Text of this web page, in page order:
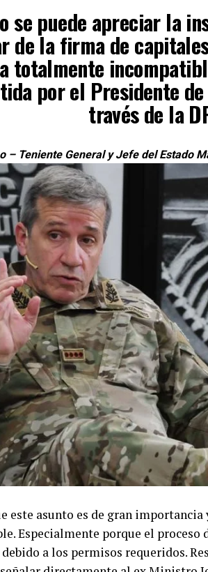
se puede apreciar la
de la firma de
totalmente
por el Presidente de
través de la
– Teniente General y Jefe del Estado
este asunto es de gran
Especialmente porque el proceso
a los permisos requeridos.